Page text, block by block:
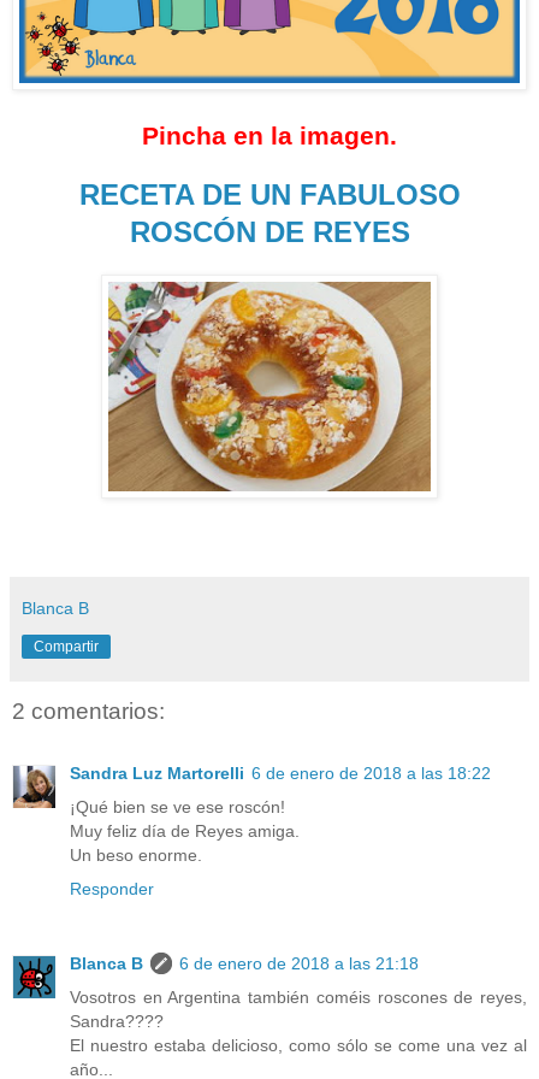
Pincha en la imagen.
RECETA DE UN FABULOSO
ROSCÓN DE REYES
Blanca B
Compartir
2 comentarios:
Sandra Luz Martorelli 6 de enero de 2018 a las 18:22
¡Qué bien se ve ese roscón!
Muy feliz día de Reyes amiga.
Un beso enorme.
Responder
Blanca B
6 de enero de 2018 a las 21:18
Vosotros en Argentina también coméis roscones de reyes,
Sandra????
El nuestro estaba delicioso, como sólo se come una vez al
año...